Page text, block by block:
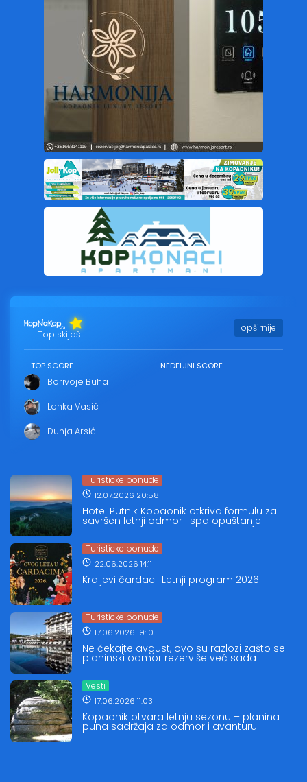
Top skijaš
opširnije
TOP SCORE
Borivoje Buha
Lenka Vasić
Dunja Arsić
NEDELJNI SCORE
Turisticke ponude
12.07.2026 20:58
Hotel Putnik Kopaonik otkriva formulu za
savršen letnji odmor i spa opuštanje
Turisticke ponude
22.06.2026 14:11
Kraljevi čardaci: Letnji program 2026
Turisticke ponude
17.06.2026 19:10
Ne čekajte avgust, ovo su razlozi zašto se
planinski odmor rezerviše već sada
Vesti
17.06.2026 11:03
Kopaonik otvara letnju sezonu – planina
puna sadržaja za odmor i avanturu